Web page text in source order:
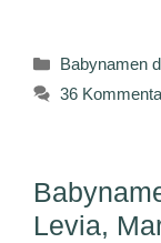
Kategorien
Babynamen
36
Levia,